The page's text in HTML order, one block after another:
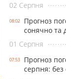
02 Серпня
08:02
Прогноз
сонячно та
01 Серпня
07:53
Прогноз
серпня: без